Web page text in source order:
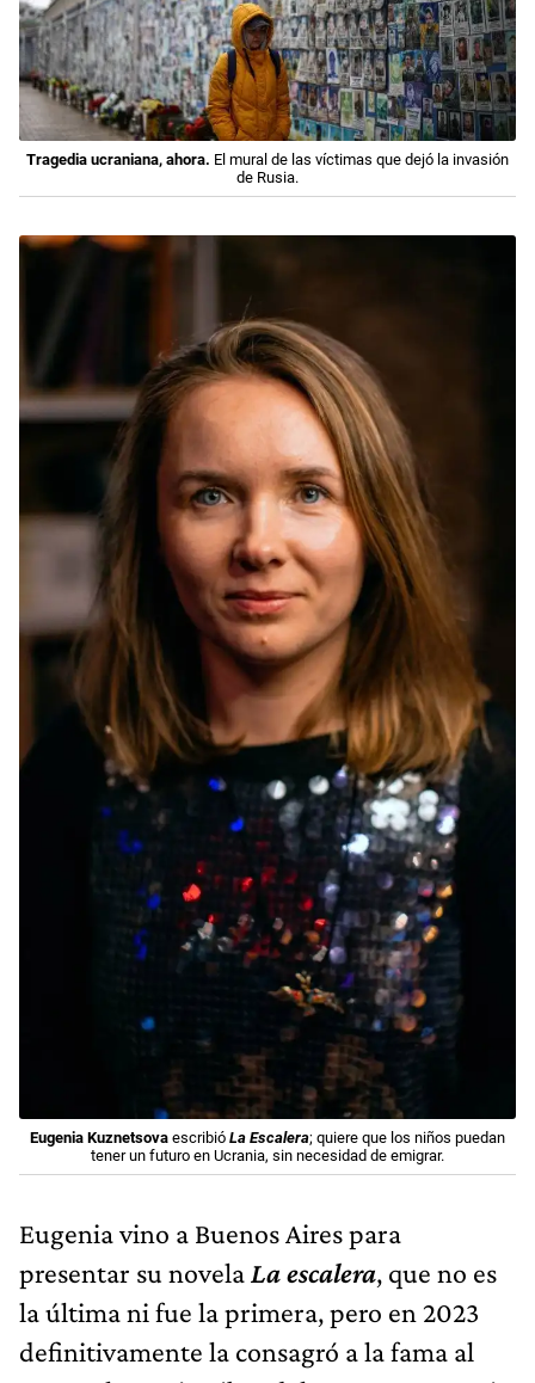
Tragedia ucraniana, ahora. El mural de las víctimas que dejó la invasión
de Rusia.
Eugenia Kuznetsova escribió La Escalera; quiere que los niños puedan
tener un futuro en Ucrania, sin necesidad de emigrar.
Eugenia vino a Buenos Aires para
presentar su novelaLa escalera, que no es
la última ni fue la primera, pero en 2023
definitivamente la consagró a la fama al